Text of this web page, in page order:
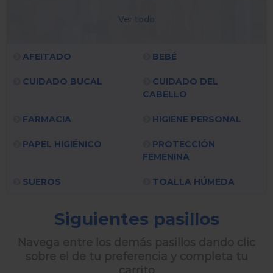
Ver todo
AFEITADO BEBÉ
CUIDADO BUCAL
CUIDADO DEL
CABELLO
FARMACIA HIGIENE PERSONAL
PAPEL HIGIÉNICO
PROTECCIÓN
FEMENINA
SUEROS TOALLA HÚMEDA
Siguientes pasillos